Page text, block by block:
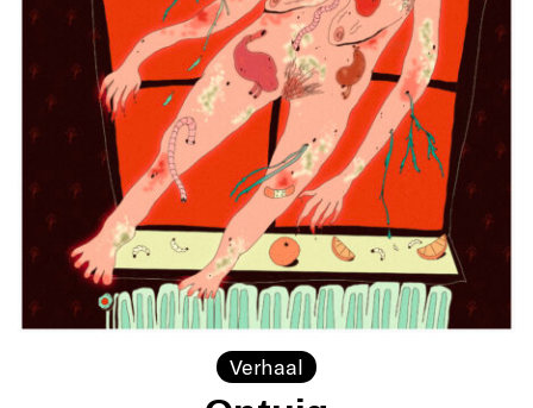
Verhaal